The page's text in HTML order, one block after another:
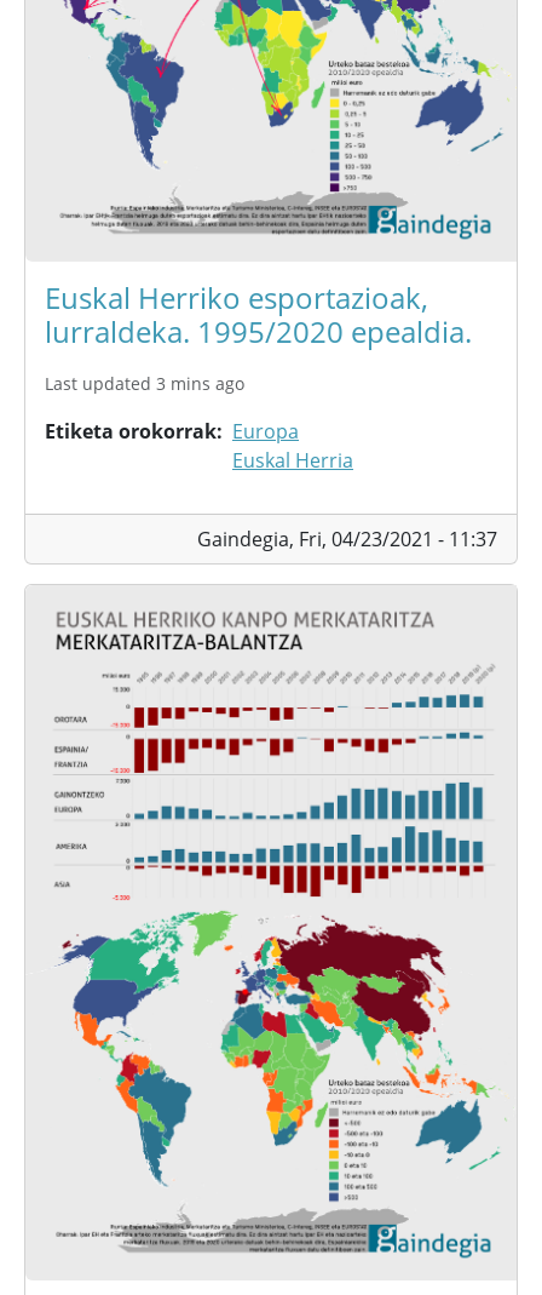
Euskal Herriko esportazioak,
lurraldeka. 1995/2020 epealdia.
Last updated 3 mins ago
Etiketa orokorrak
Europa
Euskal Herria
Gaindegia, Fri, 04/23/2021 - 11:37